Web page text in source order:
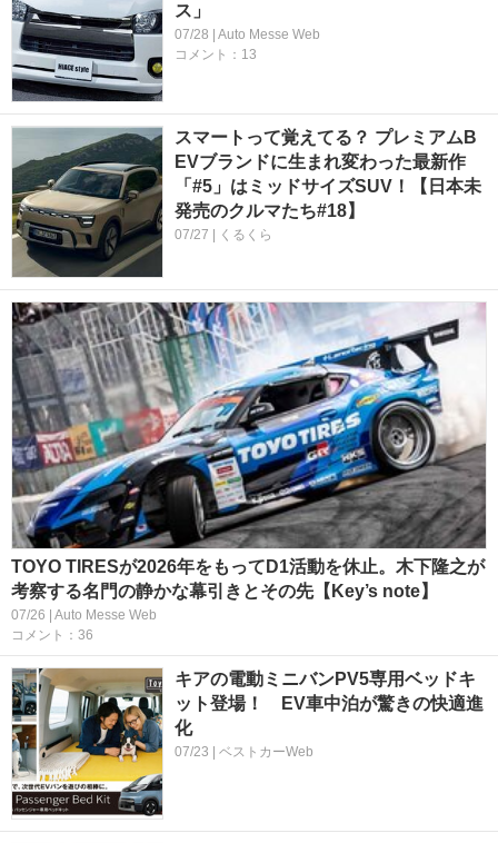
ス」
07/28 | Auto Messe Web
コメント：13
スマートって覚えてる？ プレミアムB
EVブランドに生まれ変わった最新作
「#5」はミッドサイズSUV！【日本未
発売のクルマたち#18】
07/27 | くるくら
TOYO TIRESが2026年をもってD1活動を休止。木下隆之が
考察する名門の静かな幕引きとその先【Key’s note】
07/26 | Auto Messe Web
コメント：36
キアの電動ミニバンPV5専用ベッドキ
ット登場！ EV車中泊が驚きの快適進
化
07/23 | ベストカーWeb